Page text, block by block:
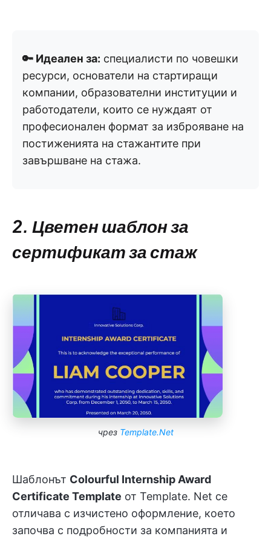
🔑 Идеален за: специалисти по човешки
ресурси, основатели на стартиращи
компании, образователни институции и
работодатели, които се нуждаят от
професионален формат за изброяване на
постиженията на стажантите при
завършване на стажа.
2. Цветен шаблон за
сертификат за стаж
чрез Template.Net
Шаблонът Colourful Internship Award
Certificate Template от Template. Net се
отличава с изчистено оформление, което
започва с подробности за компанията и